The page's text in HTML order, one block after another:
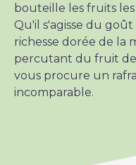
bouteille les fruits
Qu'il s'agisse du
richesse dorée de la
percutant du fruit de
vous procure un
incomparable.